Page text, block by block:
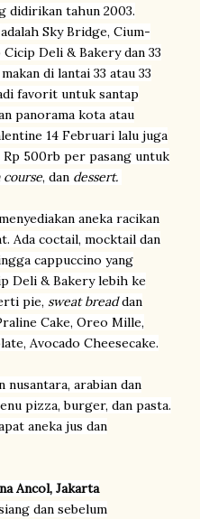
didirikan tahun 2003.
Sky Bridge, Cium-
Deli & Bakery dan 33
di lantai 33 atau 33
favorit untuk santap
panorama kota atau
14 Februari lalu juga
Rp 500rb per pasang untuk
, dan dessert.
aneka racikan
Ada coctail, mocktail dan
cappuccino yang
Deli & Bakery lebih ke
pie, sweat breaddan
Cake, Oreo Mille,
Avocado Cheesecake.
nusantara, arabian dan
pizza, burger, dan pasta.
aneka jus dan
Ancol, Jakarta
dan sebelum